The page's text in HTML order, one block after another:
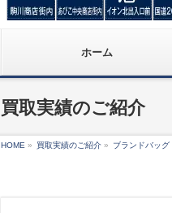
ホーム
買取実績のご紹介
HOME » 買取実績のご紹介 » ブランドバッグ